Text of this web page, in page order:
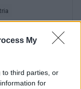
My
to third parties, or
for